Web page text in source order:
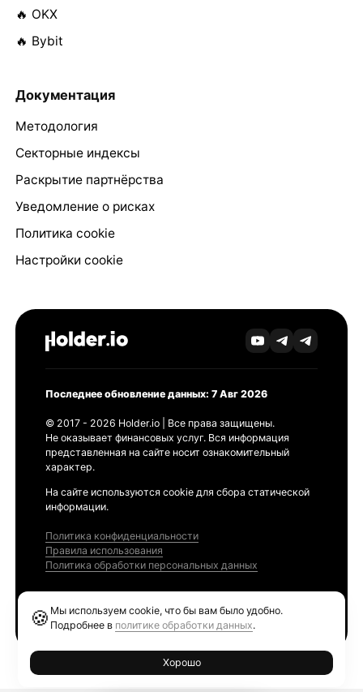
🔥 OKX
🔥 Bybit
Документация
Методология
Секторные индексы
Раскрытие партнёрства
Уведомление о рисках
Политика cookie
Настройки cookie
Последнее обновление данных: 7 Авг 2026
© 2017 - 2026 Holder.io | Все права защищены.
Не оказывает финансовых услуг. Вся информация
представленная на сайте носит ознакомительный
характер.
На сайте используются cookie для сбора статической
информации.
Политика конфиденциальности
Правила использования
Политика обработки персональных данных
🍪 Мы используем cookie, что бы вам было удобно.
Подробнее в политике обработки данных.
Хорошо
Ethereum GAS Tracker